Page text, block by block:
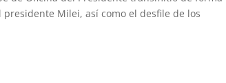
Milei, así como el desfile de los